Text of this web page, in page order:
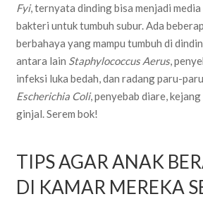
Fyi, ternyata dinding bisa menjadi media
bakteri untuk tumbuh subur. Ada
berbahaya yang mampu tumbuh di
antara lain Staphylococcus Aerus,
infeksi luka bedah, dan radang paru-
Escherichia Coli, penyebab diare,
ginjal. Serem bok!
TIPS AGAR ANAK
DI KAMAR MEREKA